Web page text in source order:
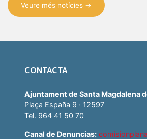
Veure més notícies →
CONTACTA
Ajuntament de Santa Magdalena
Plaça España 9 · 12597
Tel. 964 41 50 70
Canal de Denuncias: